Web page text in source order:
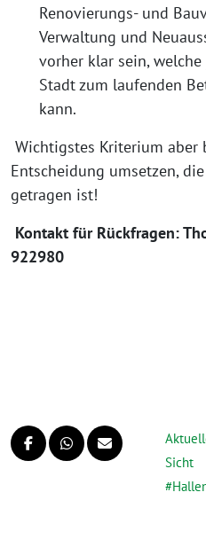
Renovierungs- und
Verwaltung und
vorher klar sein,
Stadt zum laufenden
kann.
Wichtigstes Kriterium aber
Entscheidung umsetzen,
getragen ist!
Kontakt für Rückfragen:
922980
Sicht